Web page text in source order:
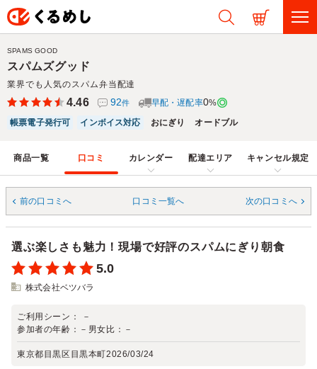
スパムズグッド
業界でも人気のスパム弁当配達
SPAMS GOOD
4.46 92件 早配・遅配率0%
帳票電子発行可
インボイス対応 おにぎり オードブル
商品一覧 口コミ カレンダー 配達エリア キャンセル規定
前の口コミへ 口コミ一覧へ 次の口コミへ
選ぶ楽しさも魅力！現場で好評のスパムにぎり朝食
5.0
株式会社ベツバラ
ご利用シーン：
－
参加者の年齢： － 男女比： －
東京都目黒区目黒本町2026/03/24